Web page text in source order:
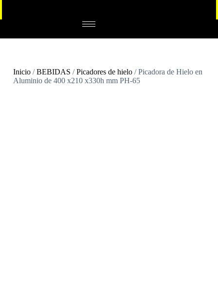
Inicio/BEBIDAS /Picadores de hielo/ Picadora de Hielo en
Aluminio de 400 x210 x330h mm PH-65